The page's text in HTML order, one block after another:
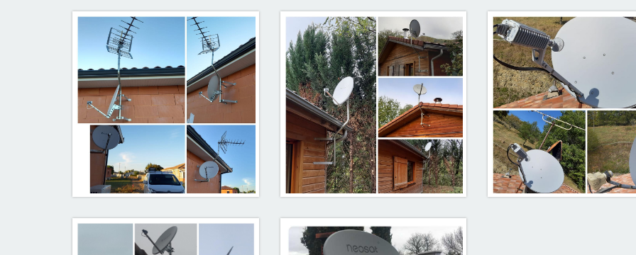
Sous les tropiques .... 09120
Varilhes
Parabole / antenne UHF
Pamiers 09100
Equipement de 12 chalets en
réception satellite. 09400
Mercus